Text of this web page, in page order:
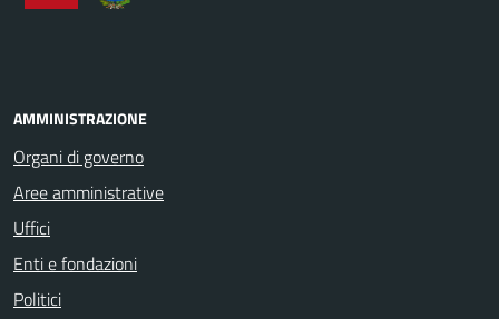
AMMINISTRAZIONE
Organi di governo
Aree amministrative
Uffici
Enti e fondazioni
Politici